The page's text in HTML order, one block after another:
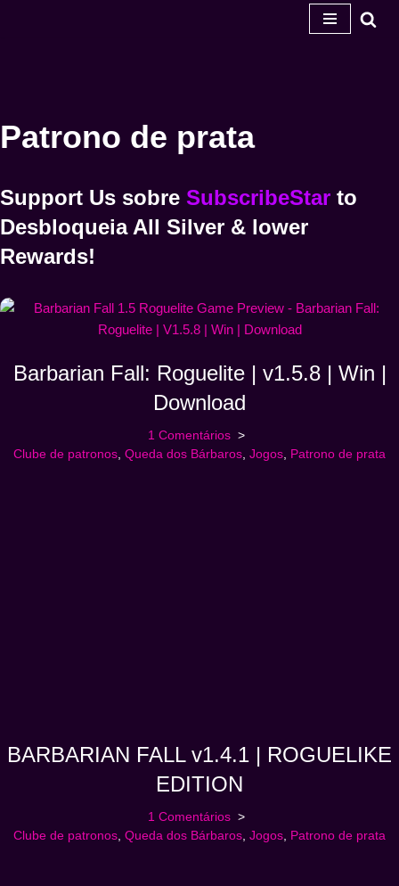
Patrono de prata
Support Us sobre SubscribeStar to
DesbloqueiaAll Silver & lower
Rewards!
Barbarian Fall: Roguelite | v1.5.8 | Win |
Download
1 Comentários
Clube de patronos, Queda dos Bárbaros, Jogos, Patrono de prata
BARBARIAN FALL v1.4.1 | ROGUELIKE
EDITION
1 Comentários
Clube de patronos, Queda dos Bárbaros, Jogos, Patrono de prata